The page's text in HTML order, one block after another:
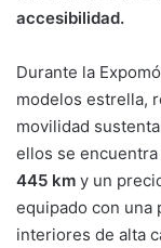
accesibilidad.
Durante la
modelos estrella,
movilidad
ellos se encuentra
445 km y un
equipado con una
interiores de alta